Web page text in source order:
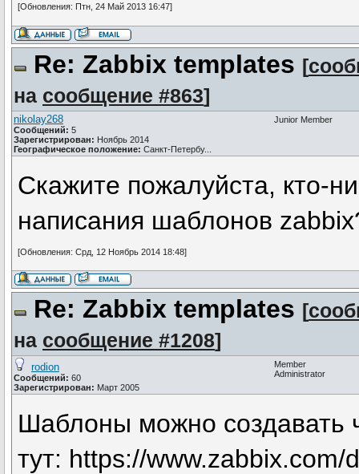
[Обновления: Птн, 24 Май 2013 16:47]
Re: Zabbix templates [
на сообщение #863]
nikolay268
Сообщений: 5
Зарегистрирован: Ноябрь 2014
Географическое положение: Санкт-Петербу...
Junior Member
Скажите пожалуйста, кто-
написания шаблонов
[Обновления: Срд, 12 Ноябрь 2014 18:48]
Re: Zabbix templates [
на сообщение #1208]
rodion
Сообщений: 60
Зарегистрирован: Март 2005
Member
Administrator
Шаблоны можно создавать
тут: https://